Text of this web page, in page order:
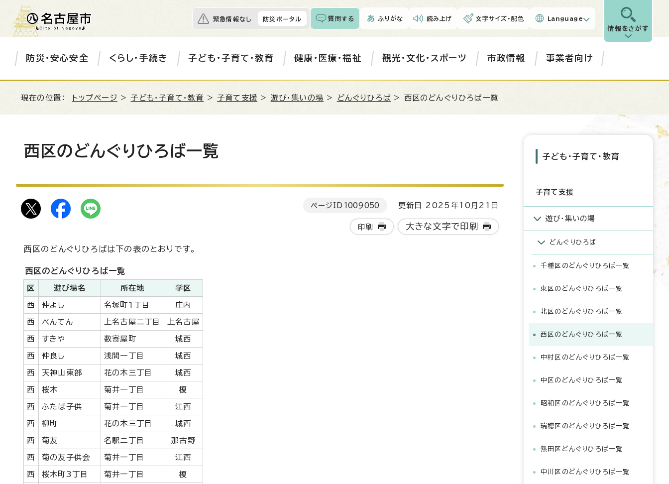
緊急情報なし 防災ポータル 質問する ふりがな 読み上げ 文字サイズ・配色 Language
情報をさがす
防災・安心安全 くらし・手続き 子ども・子育て・教育 健康・医療・福祉 観光・文化・スポーツ 市政情報 事業者向け
現在の位置： トップページ >子ども・子育て・教育 >子育て支援 > 遊び・集いの場 > どんぐりひろば > 西区のどんぐりひろば一覧
西区のどんぐりひろば一覧
ページID 1009050 更新日 2025年10月21日
印刷 大きな文字で印刷
西区のどんぐりひろばは下の表のとおりです。
西区のどんぐりひろば一覧
区 遊び場名 所在地 学区
西 仲よし 名塚町1丁目 庄内
西 べんてん 上名古屋二丁目 上名古屋
西 すきや 数寄屋町 城西
西 仲良し 浅間一丁目 城西
西 天神山東部 花の木三丁目 城西
西 桜木 菊井一丁目 榎
西 ふたば子供 菊井一丁目 江西
西 柳町 花の木三丁目 城西
西 菊友 名駅二丁目 那古野
西 菊の友子供会 菊井一丁目 江西
西 桜木町3丁目 菊井一丁目 榎
子ども・子育て・教育
子育て支援
遊び・集いの場
どんぐりひろば
千種区のどんぐりひろば一覧
東区のどんぐりひろば一覧
北区のどんぐりひろば一覧
西区のどんぐりひろば一覧
中村区のどんぐりひろば一覧
中区のどんぐりひろば一覧
昭和区のどんぐりひろば一覧
瑞穂区のどんぐりひろば一覧
熱田区どんぐりひろば一覧
中川区のどんぐりひろば一覧